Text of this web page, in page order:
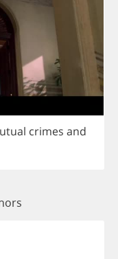
crimes and